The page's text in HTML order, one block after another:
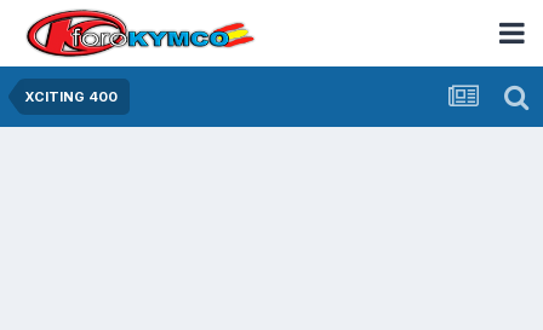
XCITING 400